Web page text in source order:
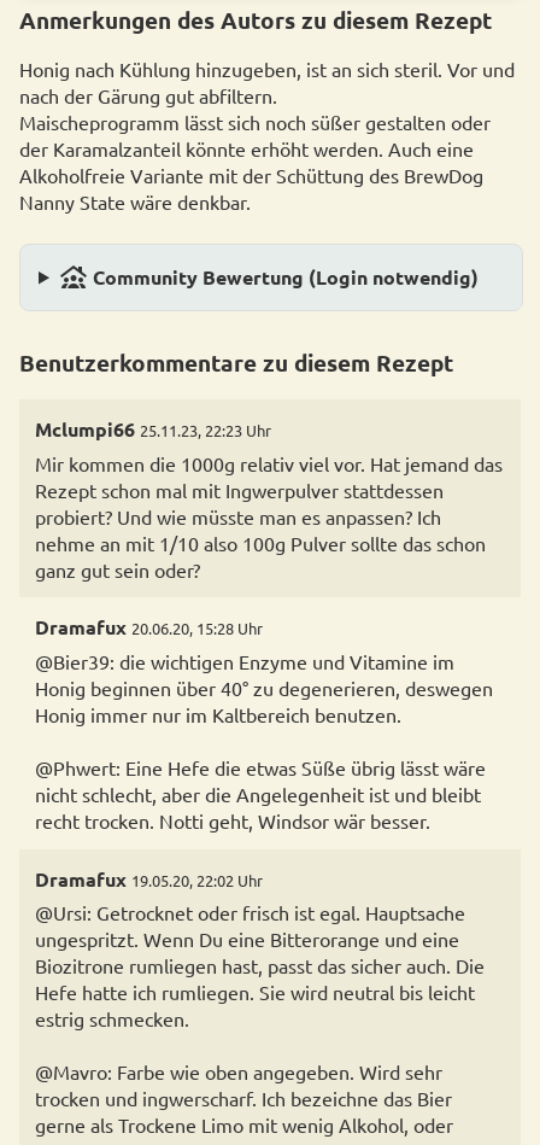
Anmerkungen des Autors zu diesem Rezept
Honig nach Kühlung hinzugeben, ist an sich steril. Vor und
nach der Gärung gut abfiltern.
Maischeprogramm lässt sich noch süßer gestalten oder
der Karamalzanteil könnte erhöht werden. Auch eine
Alkoholfreie Variante mit der Schüttung des BrewDog
Nanny State wäre denkbar.
family_group Community Bewertung (Login notwendig)
Benutzerkommentare zu diesem Rezept
Mclumpi66 25.11.23, 22:23 Uhr
Mir kommen die 1000g relativ viel vor. Hat jemand das
Rezept schon mal mit Ingwerpulver stattdessen
probiert? Und wie müsste man es anpassen? Ich
nehme an mit 1/10 also 100g Pulver sollte das schon
ganz gut sein oder?
Dramafux 20.06.20, 15:28 Uhr
@Bier39: die wichtigen Enzyme und Vitamine im
Honig beginnen über 40° zu degenerieren, deswegen
Honig immer nur im Kaltbereich benutzen.
@Phwert: Eine Hefe die etwas Süße übrig lässt wäre
nicht schlecht, aber die Angelegenheit ist und bleibt
recht trocken. Notti geht, Windsor wär besser.
Dramafux 19.05.20, 22:02 Uhr
@Ursi: Getrocknet oder frisch ist egal. Hauptsache
ungespritzt. Wenn Du eine Bitterorange und eine
Biozitrone rumliegen hast, passt das sicher auch. Die
Hefe hatte ich rumliegen. Sie wird neutral bis leicht
estrig schmecken.
@Mavro: Farbe wie oben angegeben. Wird sehr
trocken und ingwerscharf. Ich bezeichne das Bier
gerne als Trockene Limo mit wenig Alkohol, oder